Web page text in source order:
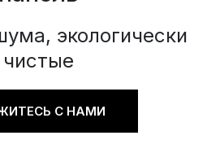
экологически
чистые
С НАМИ